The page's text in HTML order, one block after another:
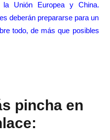
la Unión Europea y China.
deberán prepararse para un
todo, de más que posibles
pincha en